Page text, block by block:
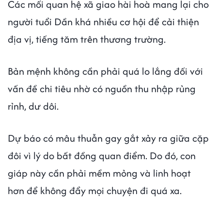
Các mối quan hệ xã giao hài hoà mang lại cho
người tuổi Dần khá nhiều cơ hội để cải thiện
địa vị, tiếng tăm trên thương trường.
Bản mệnh không cần phải quá lo lắng đối với
vấn đề chi tiêu nhờ có nguồn thu nhập rủng
rỉnh, dư dôi.
Dự báo có mâu thuẫn gay gắt xảy ra giữa cặp
đôi vì lý do bất đồng quan điểm. Do đó, con
giáp này cần phải mềm mỏng và linh hoạt
hơn để không đẩy mọi chuyện đi quá xa.